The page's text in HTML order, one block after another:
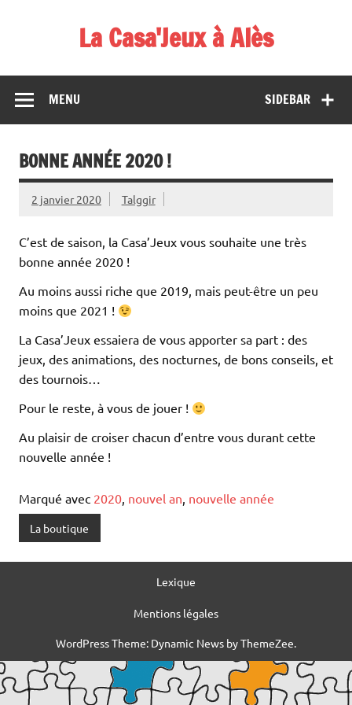
La Casa'Jeux à Alès
démos et de tournois
SIDEBAR
MENU
BONNE ANNÉE 2020 !
2 janvier 2020 Talggir
C’est de saison, la Casa’Jeux vous souhaite une très
bonne année 2020 !
Au moins aussi riche que 2019, mais peut-être un peu
moins que 2021 !
La Casa’Jeux essaiera de vous apporter sa part : des
jeux, des animations, des nocturnes, de bons conseils, et
des tournois…
Pour le reste, à vous de jouer !
Au plaisir de croiser chacun d’entre vous durant cette
nouvelle année !
Marqué avec 2020, nouvel an, nouvelle année
La boutique
Lexique
Mentions légales
WordPress Theme: Dynamic News by ThemeZee.